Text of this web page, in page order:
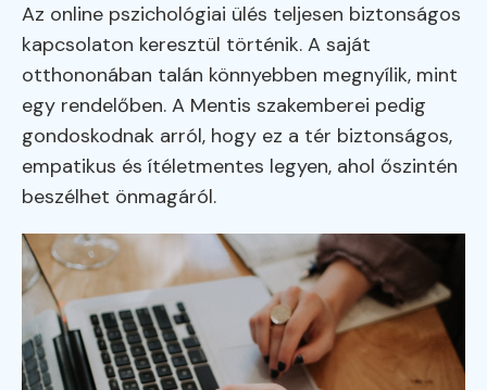
Az online pszichológiai ülés teljesen biztonságos
kapcsolaton keresztül történik. A saját
otthononában talán könnyebben megnyílik, mint
egy rendelőben. A Mentis szakemberei pedig
gondoskodnak arról, hogy ez a tér biztonságos,
empatikus és ítéletmentes legyen, ahol őszintén
beszélhet önmagáról.